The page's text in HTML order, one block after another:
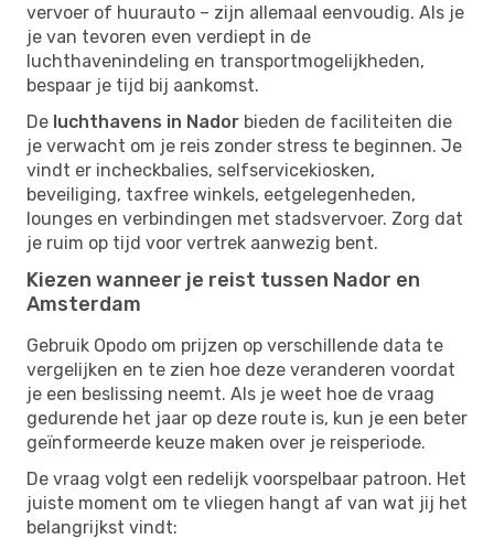
vervoer of huurauto – zijn allemaal eenvoudig. Als je
je van tevoren even verdiept in de
luchthavenindeling en transportmogelijkheden,
bespaar je tijd bij aankomst.
De luchthavens in Nador bieden de faciliteiten die
je verwacht om je reis zonder stress te beginnen. Je
vindt er incheckbalies, selfservicekiosken,
beveiliging, taxfree winkels, eetgelegenheden,
lounges en verbindingen met stadsvervoer. Zorg dat
je ruim op tijd voor vertrek aanwezig bent.
Kiezen wanneer je reist tussen Nador en
Amsterdam
Gebruik Opodo om prijzen op verschillende data te
vergelijken en te zien hoe deze veranderen voordat
je een beslissing neemt. Als je weet hoe de vraag
gedurende het jaar op deze route is, kun je een beter
geïnformeerde keuze maken over je reisperiode.
De vraag volgt een redelijk voorspelbaar patroon. Het
juiste moment om te vliegen hangt af van wat jij het
belangrijkst vindt: